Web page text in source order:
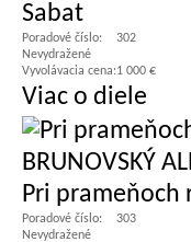
Sabat
Poradové číslo:
302
Nevydražené
Vyvolávacia cena:1 000 €
Viac o diele
BRUNOVSKÝ
Pri prameňoch
Poradové číslo:
303
Nevydražené